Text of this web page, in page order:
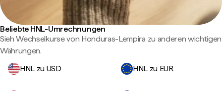
Beliebte HNL-Umrechnungen
Sieh Wechselkurse von Honduras-Lempira zu anderen wichtigen
Währungen.
HNL zu USD
HNL zu EUR